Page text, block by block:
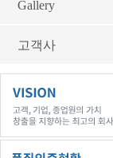
Gallery
고객사